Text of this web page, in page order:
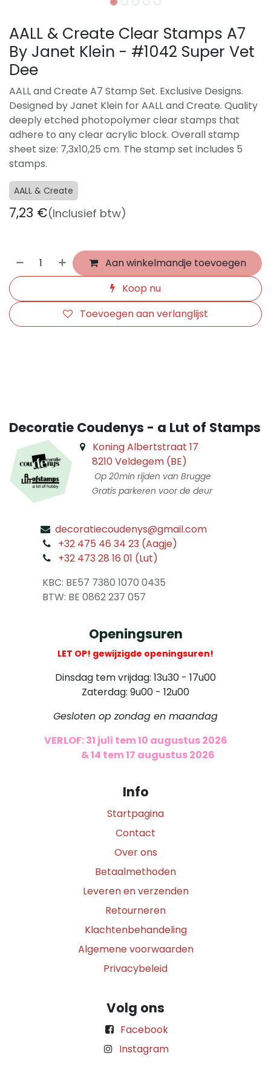
AALL & Create Clear Stamps A7
By Janet Klein - #1042 Super Vet
Dee
AALL and Create A7 Stamp Set. Exclusive Designs.
Designed by Janet Klein for AALL and Create. Quality
deeply etched photopolymer clear stamps that
adhere to any clear acrylic block. Overall stamp
sheet size: 7,3x10,25 cm. The stamp set includes 5
stamps.
AALL & Create
7,23 €(Inclusief btw)
Aan winkelmandje toevoegen
Koop nu
Toevoegen aan verlanglijst
Decoratie Coudenys - a Lut of Stamps
Koning Albertstraat 17
8210 Veldegem (BE)
Op 20min rijden van Brugge
Gratis parkeren voor de deur
decoratiecoudenys@gmail.com
+32 475 46 34 23 (Aagje)
+32 473 28 16 01 (Lut)
KBC: BE57 7380 1070 0435
​ BTW: BE 0862 237 057
Openingsuren
LET OP! gewijzigde openingsuren!
Dinsdag tem vrijdag: 13u30 - 17u00
Zaterdag: 9u00 - 12u00
Gesloten op zondag en maandag
VERLOF: 31 juli tem 10 augustus 2026
& 14 tem 17 augustus 2026
Info
Startpagina
Contact
Over ons
Betaalmethoden
Leveren en verzenden
Retourneren
Klachtenbehandeling
Algemene voorwaarden
Privacybeleid
Volg ons
Facebook
Instagram